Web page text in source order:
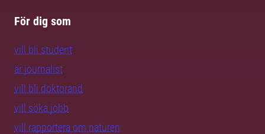
För dig som
vill bli student
är journalist
vill bli doktorand
vill söka jobb
vill rapportera om naturen